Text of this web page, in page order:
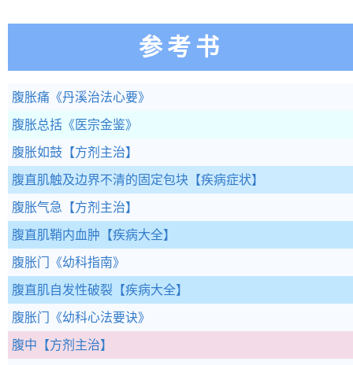
参考书
腹胀痛 《丹溪治法心要》
腹胀总括 《医宗金鉴》
腹胀如鼓 【方剂主治】
腹直肌触及边界不清的固定包块 【疾病症状】
腹胀气急 【方剂主治】
腹直肌鞘内血肿 【疾病大全】
腹胀门 《幼科指南》
腹直肌自发性破裂 【疾病大全】
腹胀门 《幼科心法要诀》
腹中 【方剂主治】